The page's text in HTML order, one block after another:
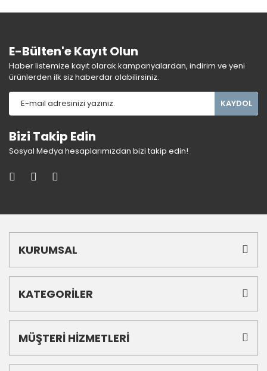
E-Bülten'e Kayıt Olun
Haber listemize kayıt olarak kampanyalardan, indirim ve yeni
ürünlerden ilk siz haberdar olabilirsiniz.
KAYDOL
Bizi Takip Edin
Sosyal Medya hesaplarımızdan bizi takip edin!
KURUMSAL
KATEGORİLER
MÜŞTERİ HİZMETLERİ